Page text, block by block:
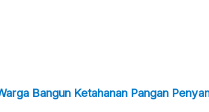
Bangun Ketahanan Pangan